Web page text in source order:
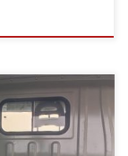
e Fabiola